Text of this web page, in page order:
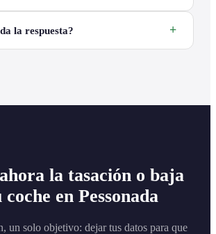
la respuesta?
la tasación o baja
coche en Pessonada
un solo objetivo: dejar tus datos para que